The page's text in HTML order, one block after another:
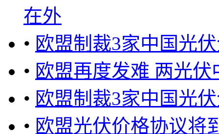
在外
• 欧盟制裁3家中国光
• 欧盟再度发难 两光
• 欧盟制裁3家中国光
• 欧盟光伏价格协议将